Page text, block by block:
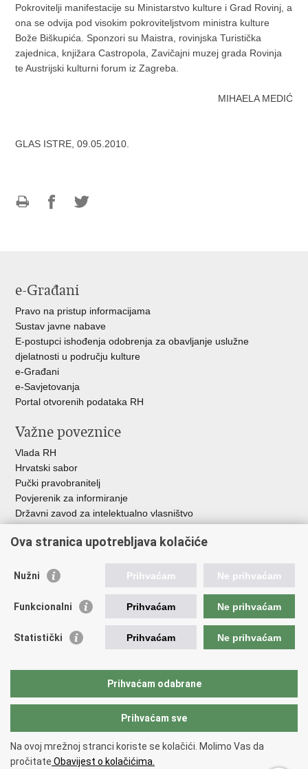
Pokrovitelji manifestacije su Ministarstvo kulture i Grad Rovinj, a
ona se odvija pod visokim pokroviteljstvom ministra kulture
Bože Biškupića. Sponzori su Maistra, rovinjska Turistička
zajednica, knjižara Castropola, Zavičajni muzej grada Rovinja
te Austrijski kulturni forum iz Zagreba.
MIHAELA MEDIĆ
GLAS ISTRE, 09.05.2010.
e-Građani
Pravo na pristup informacijama
Sustav javne nabave
E-postupci ishođenja odobrenja za obavljanje uslužne
djelatnosti u području kulture
e-Građani
e-Savjetovanja
Portal otvorenih podataka RH
Važne poveznice
Vlada RH
Hrvatski sabor
Pučki pravobranitelj
Povjerenik za informiranje
Državni zavod za intelektualno vlasništvo
HAKOM
Ostale poveznice
Hrvatski audiovizualni centar
Creative Europe
EU National Institutes for Culture
Međunarodni centar za podvodnu arheologiju u Zadru (MCPA)
Copyright © 2026 Ministarstvo kulture i medija.
Ova stranica upotrebljava kolačiće
Nužni Prihvaćam Ne prihvaćam
Funkcionalni Prihvaćam Ne prihvaćam
Statistički Prihvaćam Ne prihvaćam
Prihvaćam odabrane
Prihvaćam sve
Na ovoj mrežnoj stranci koriste se kolačići. Molimo Vas da
pročitate Obavijest o kolačićima.